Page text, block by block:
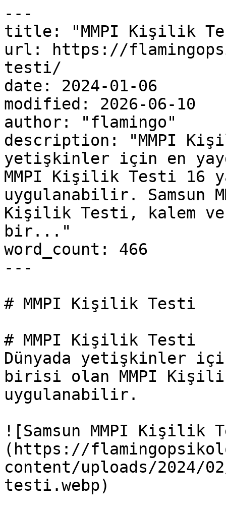
---
title: "MMPI Kişilik
url: https://
testi/
date: 2024-01-06
modified: 2026-06-10
author: "flamingo"
description: "MMPI
yetişkinler için en
MMPI Kişilik Testi 16
uygulanabilir. Samsun
Kişilik Testi, kalem
bir..."
word_count: 466
---
# MMPI Kişilik Testi
# MMPI Kişilik Testi
Dünyada yetişkinler
birisi olan MMPI
uygulanabilir.
![Samsun MMPI Kişilik
(https://
content/uploads/2024/
testi.webp)